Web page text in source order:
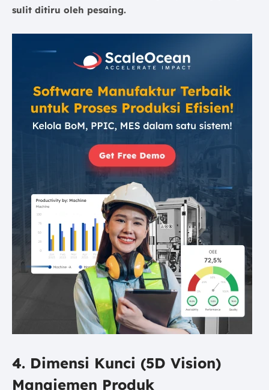
sulit ditiru oleh pesaing.
4. Dimensi Kunci (5D Vision)
Manajemen Produk